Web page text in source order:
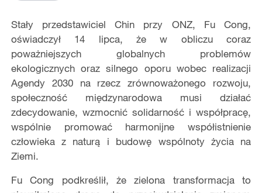
Stały przedstawiciel Chin przy ONZ, Fu Cong,
oświadczył 14 lipca, że w obliczu coraz
poważniejszych globalnych problemów
ekologicznych oraz silnego oporu wobec realizacji
Agendy 2030 na rzecz zrównoważonego rozwoju,
społeczność międzynarodowa musi działać
zdecydowanie, wzmocnić solidarność i współpracę,
wspólnie promować harmonijne współistnienie
człowieka z naturą i budowę wspólnoty życia na
Ziemi.
Fu Cong podkreślił, że zielona transformacja to